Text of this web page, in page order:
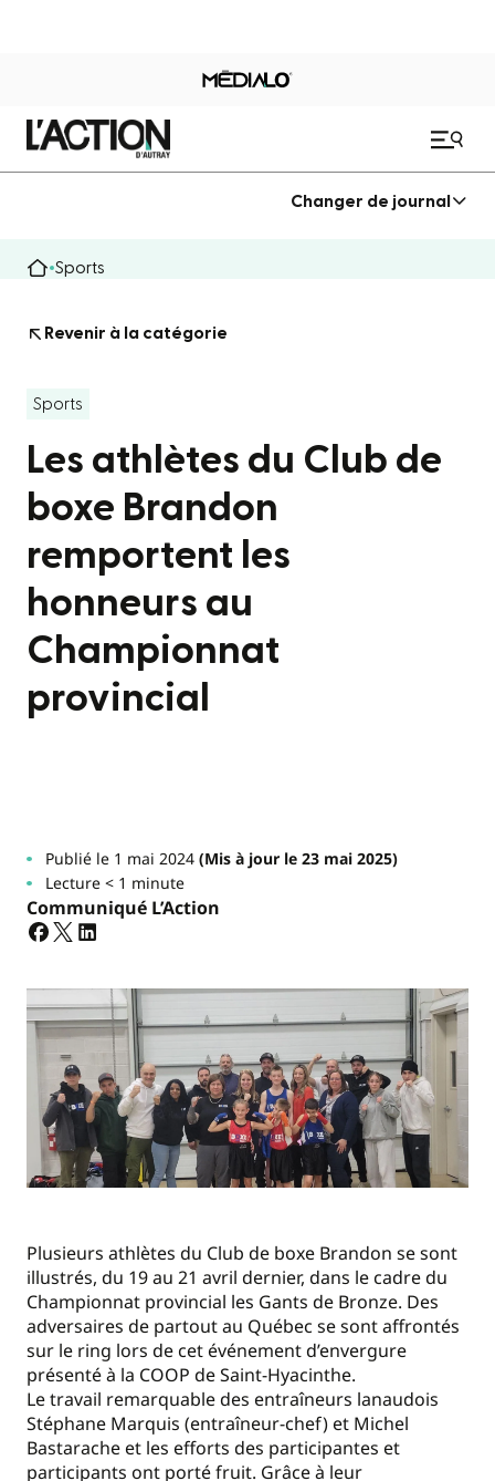
Changer de journal
Sports
Revenir à la catégorie
Sports
Les athlètes du Club de
boxe Brandon
remportent les
honneurs au
Championnat
provincial
Publié le 1 mai 2024(Mis à jour le 23 mai 2025)
Lecture < 1 minute
Communiqué L’Action
Plusieurs athlètes du Club de boxe Brandon se sont
illustrés, du 19 au 21 avril dernier, dans le cadre du
Championnat provincial les Gants de Bronze. Des
adversaires de partout au Québec se sont affrontés
sur le ring lors de cet événement d’envergure
présenté à la COOP de Saint-Hyacinthe.
Le travail remarquable des entraîneurs lanaudois
Stéphane Marquis (entraîneur-chef) et Michel
Bastarache et les efforts des participantes et
participants ont porté fruit. Grâce à leur